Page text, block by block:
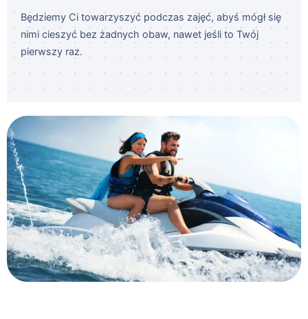
Będziemy Ci towarzyszyć podczas zajęć, abyś mógł się
nimi cieszyć bez żadnych obaw, nawet jeśli to Twój
pierwszy raz.